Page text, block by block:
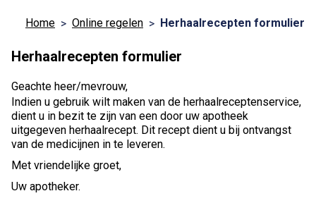
Home Online regelen Herhaalrecepten formulier
Herhaalrecepten formulier
Geachte heer/mevrouw,
Indien u gebruik wilt maken van de herhaalreceptenservice,
dient u in bezit te zijn van een door uw apotheek
uitgegeven herhaalrecept. Dit recept dient u bij ontvangst
van de medicijnen in te leveren.
Met vriendelijke groet,
Uw apotheker.